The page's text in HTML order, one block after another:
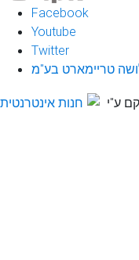
Facebook
Youtube
Twitter
טריימארט בע"מ
ע"י חנות אינטרנטית